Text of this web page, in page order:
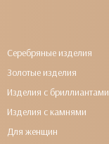
Серебряные изделия
Золотые изделия
Изделия с бриллиантами
Изделия с камнями
Для женщин